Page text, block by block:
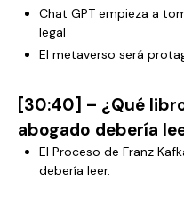
Chat GPT empieza a
legal
El metaverso será
[30:40] – ¿Qué
abogado debería
El Proceso de Franz
debería leer.